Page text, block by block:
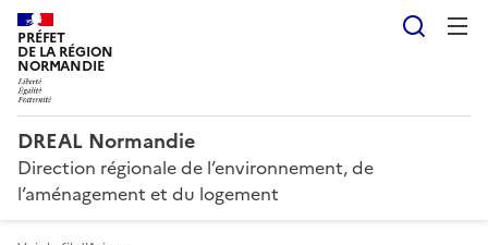
PRÉFET
DE LA RÉGION
NORMANDIE
DREAL Normandie
Direction régionale de l’environnement, de
l’aménagement et du logement